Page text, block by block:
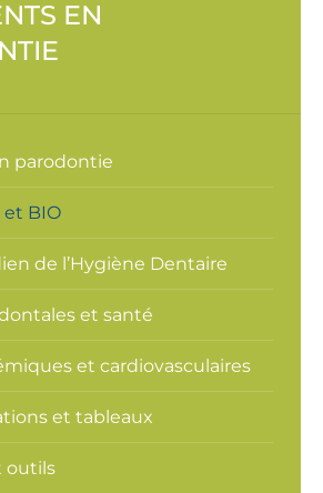
EN
parodontie
BIO
de l’Hygiène Dentaire
et santé
et cardiovasculaires
et tableaux
outils